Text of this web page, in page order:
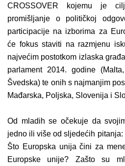
CROSSOVER kojemu je
promišljanje o političkoj
participacije na izborima za
će fokus staviti na razmjenu
najvećim postotkom izlaska
parlament 2014. godine
Švedska) te onih s najmanjim
Mađarska, Poljska, Slovenija i
Od mladih se očekuje da
jedno ili više od sljedećih
Što Europska unija čini za
Europske unije? Zašto su